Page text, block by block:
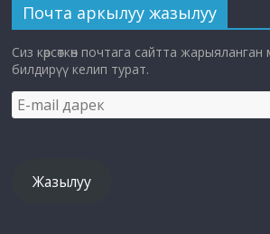
Почта аркылуу жазылуу
Сиз көрсөткөн почтага сайтта
билдирүү келип турат.
E-
mail
Жазылуу